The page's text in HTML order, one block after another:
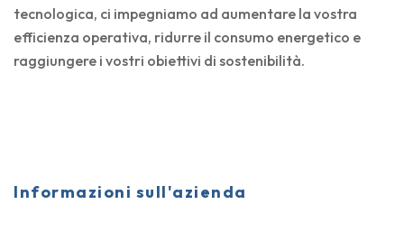
tecnologica, ci impegniamo ad aumentare la vostra
efficienza operativa, ridurre il consumo energetico e
raggiungere i vostri obiettivi di sostenibilità.
Informazioni sull'azienda